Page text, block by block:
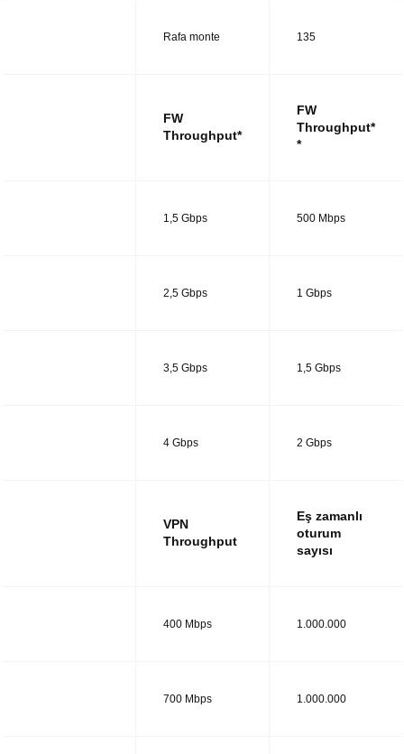
Rafa monte 135
FW
Throughput*
FW
Throughput*
*
1,5 Gbps 500 Mbps
2,5 Gbps 1 Gbps
3,5 Gbps 1,5 Gbps
4 Gbps 2 Gbps
VPN
Throughput
Eş zamanlı
oturum
sayısı
400 Mbps 1.000.000
700 Mbps 1.000.000